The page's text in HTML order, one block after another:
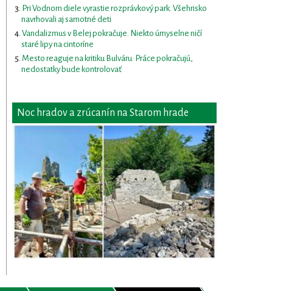
Pri Vodnom diele vyrastie rozprávkový park. Všehrisko
navrhovali aj samotné deti
Vandalizmus v Belej pokračuje. Niekto úmyselne ničí
staré lipy na cintoríne
Mesto reaguje na kritiku Bulváru: Práce pokračujú,
nedostatky bude kontrolovať
Noc hradov a zrúcanín na Starom hrade